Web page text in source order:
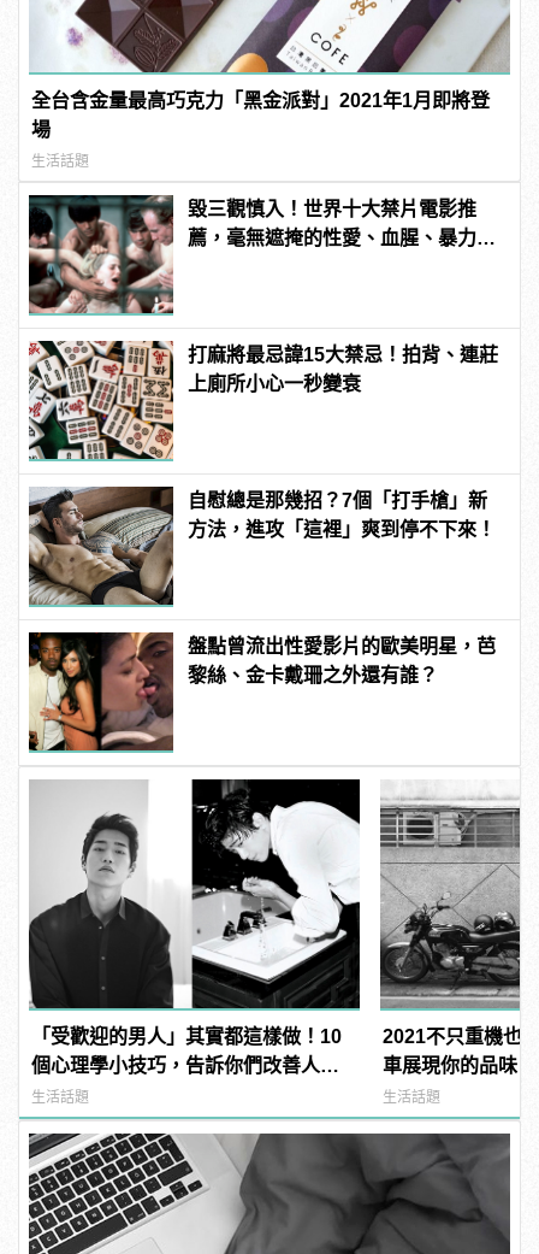
全台含金量最高巧克力「黑金派對」2021年1月即將登
場
生活話題
毀三觀慎入！世界十大禁片電影推
薦，毫無遮掩的性愛、血腥、暴力、
打麻將最忌諱15大禁忌！拍背、連莊
上廁所小心一秒變衰
自慰總是那幾招？7個「打手槍」新
方法，進攻「這裡」爽到停不下來！
盤點曾流出性愛影片的歐美明星，芭
黎絲、金卡戴珊之外還有誰？
「受歡迎的男人」其實都這樣做！10
個心理學小技巧，告訴你們改善人際
關係的大關鍵！
生活話題
2021不只重機也
車展現你的品味
生活話題